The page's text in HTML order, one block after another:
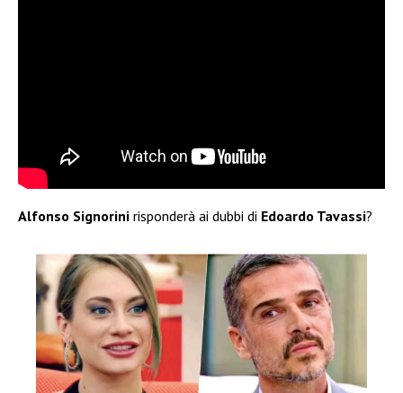
Alfonso Signorini risponderà ai dubbi di Edoardo Tavassi?